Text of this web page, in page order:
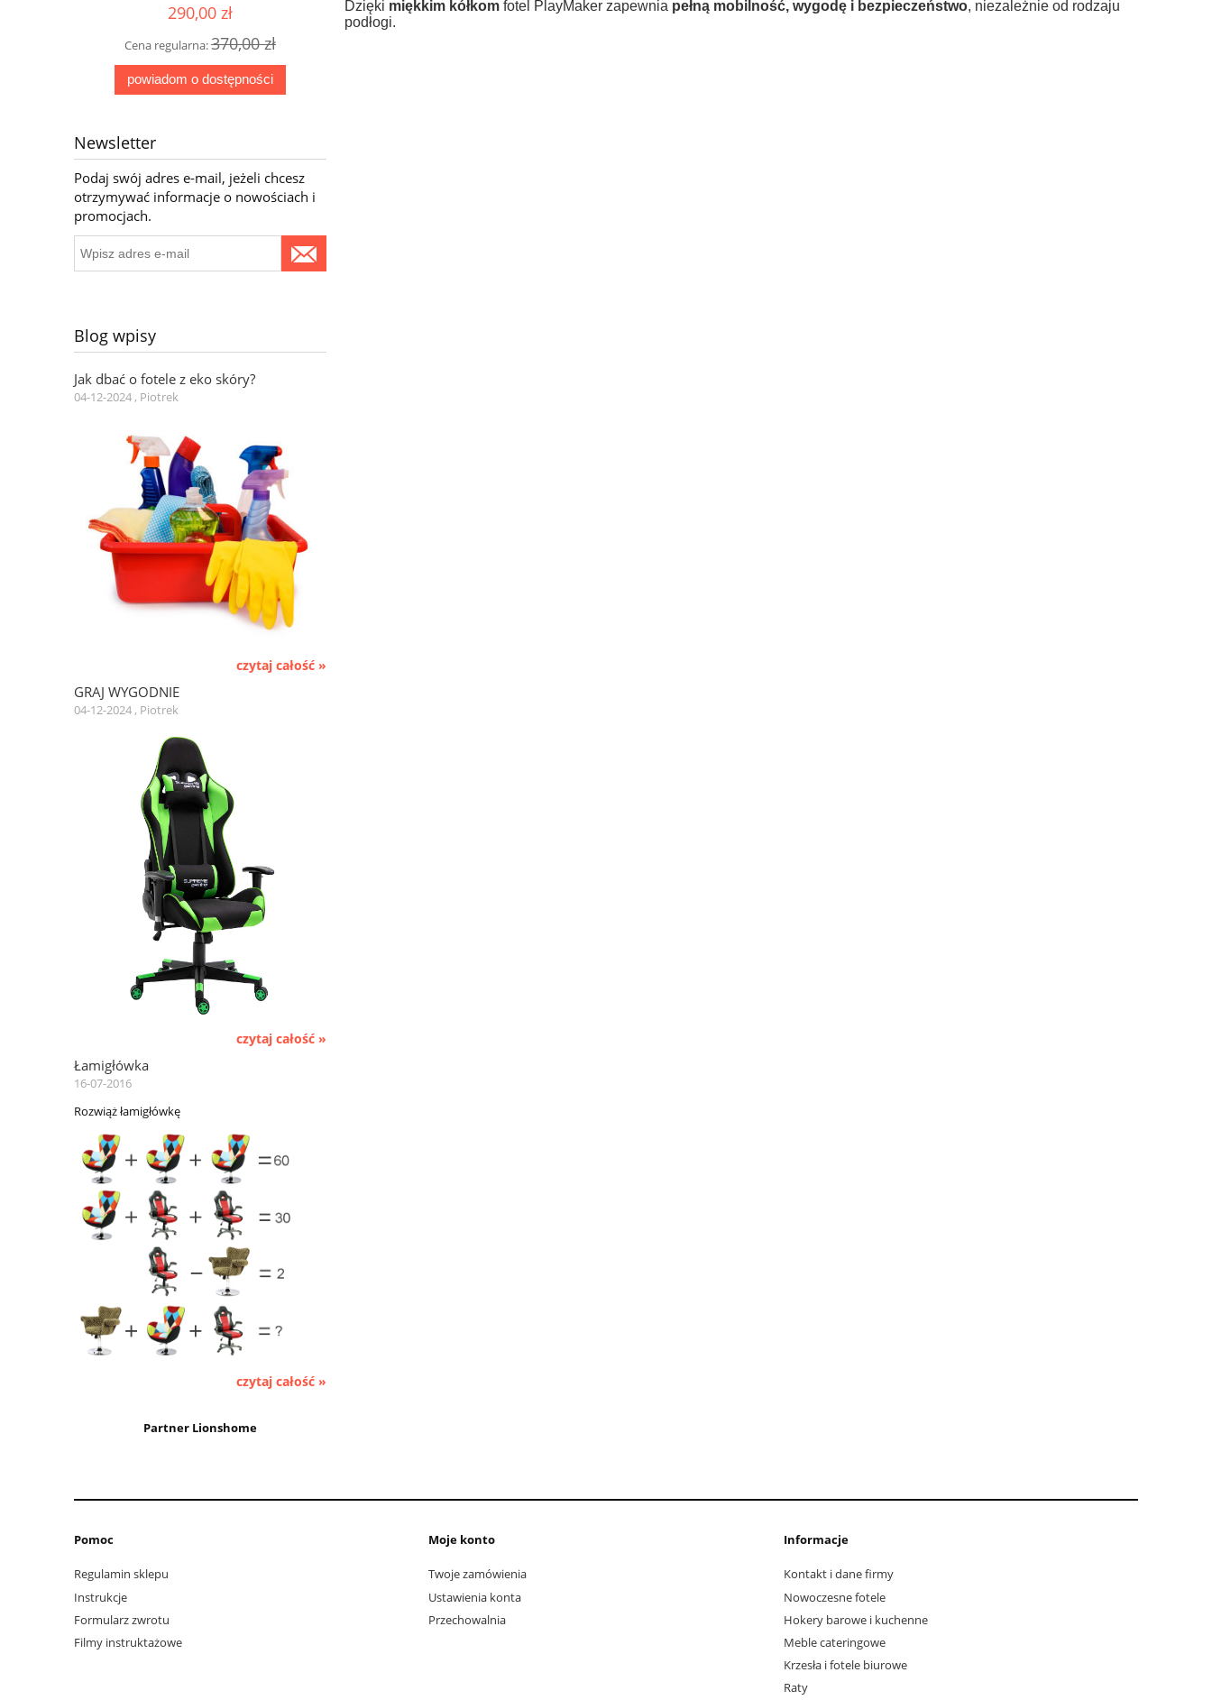
290,00 zł
Cena regularna:370,00 zł
powiadom o dostępności
249,00 zł 270,00 zł 255,00 zł
Newsletter
Podaj swój adres e-mail, jeżeli chcesz
otrzymywać informacje o nowościach i
promocjach.
Blog wpisy
Jak dbać o fotele z eko skóry?
04-12-2024 , Piotrek
czytaj całość »
GRAJ WYGODNIE
04-12-2024 , Piotrek
czytaj całość »
Łamigłówka
16-07-2016
Rozwiąż łamigłówkę
czytaj całość »
Partner Lionshome
Dzięki miękkim kółkom fotel PlayMaker zapewnia pełną mobilność, wygodę i bezpieczeństwo, niezależnie od rodzaju
podłogi.
Pomoc
Regulamin sklepu
Instrukcje
Formularz zwrotu
Filmy instruktażowe
Moje konto
Twoje zamówienia
Ustawienia konta
Przechowalnia
Informacje
Kontakt i dane firmy
Nowoczesne fotele
Hokery barowe i kuchenne
Meble cateringowe
Krzesła i fotele biurowe
Raty